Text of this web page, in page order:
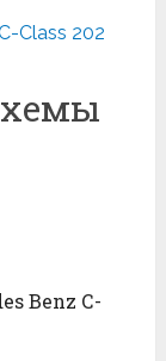
Class 202
Benz С-